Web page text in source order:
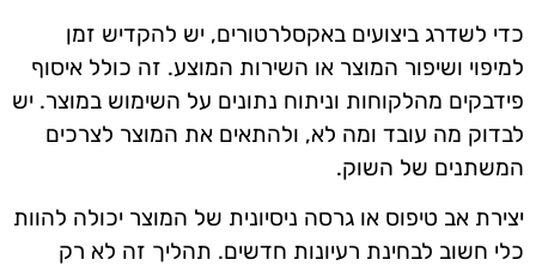
כדי לשדרג ביצועים באקסלרטורים, יש להקדיש זמן
למיפוי ושיפור המוצר או השירות המוצע. זה כולל איסוף
פידבקים מהלקוחות וניתוח נתונים על השימוש במוצר. יש
לבדוק מה עובד ומה לא, ולהתאים את המוצר לצרכים
המשתנים של השוק.
יצירת אב טיפוס או גרסה ניסיונית של המוצר יכולה להוות
כלי חשוב לבחינת רעיונות חדשים. תהליך זה לא רק